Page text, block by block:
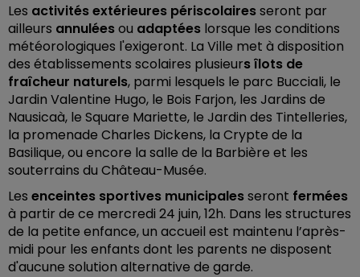
Les activités extérieures périscolairesseront par
ailleurs annuléesou adaptées lorsque les conditions
météorologiques l'exigeront. La Ville met à disposition
des établissements scolaires plusieurs îlots de
fraîcheur naturels, parmi lesquels le parc Bucciali, le
Jardin Valentine Hugo, le Bois Farjon, les Jardins de
Nausicaà, le Square Mariette, le Jardin des Tintelleries,
la promenade Charles Dickens, la Crypte de la
Basilique, ou encore la salle de la Barbière et les
souterrains du Château-Musée.
Les enceintes sportives municipalesseront fermées
à partir de ce mercredi 24 juin, 12h. Dans les structures
de la petite enfance, un accueil est maintenu l’après-
midi pour les enfants dont les parents ne disposent
d'aucune solution alternative de garde.